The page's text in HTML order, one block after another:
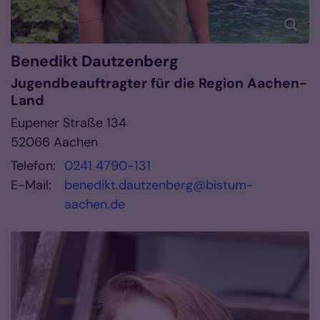
Benedikt Dautzenberg
Jugendbeauftragter für die Region Aachen-
Land
Eupener Straße 134
52066 Aachen
Telefon: 0241 4790-131
E-Mail:
benedikt.dautzenberg@bistum-
aachen.de